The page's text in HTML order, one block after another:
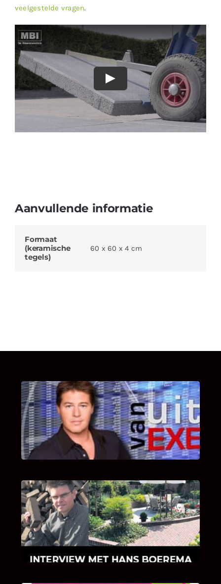
veelgestelde vragen.
Aanvullende informatie
Formaat
(keramische
tegels)
60 x 60 x 4 cm
UITSTEL VAN EXECUTIE
Bekijk hier de fragmenten van de deelname
van Bricks and Stones aan dit programma.
INTERVIEW MET HANS BOEREMA
Hoe Bricks and Stones ontstaan is en wat
Hans Boerema motiveert in de wereld van
klinkers en tegels!